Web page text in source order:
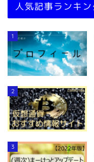
人気記事ランキン
1
2
3